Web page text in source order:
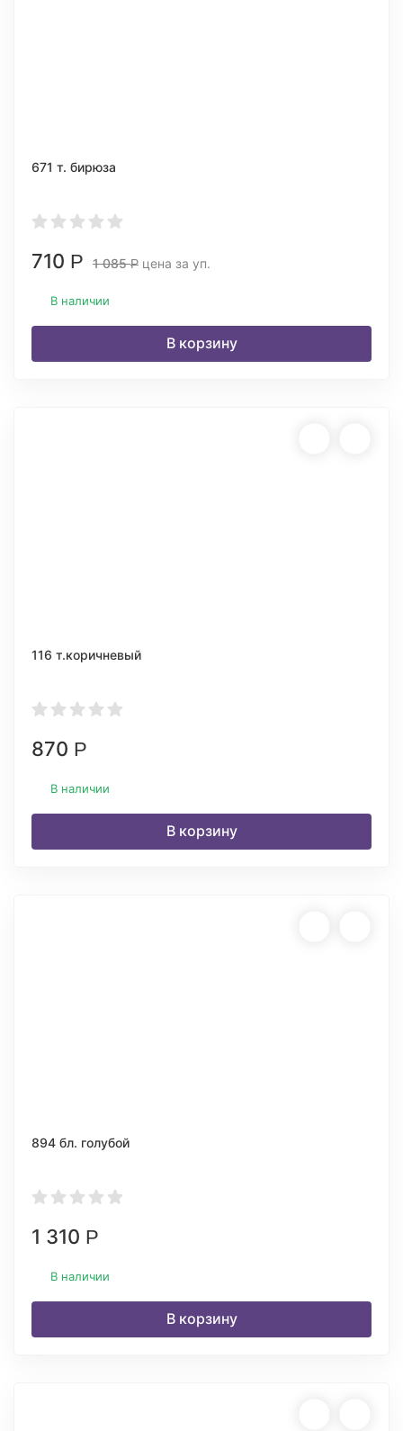
671 т. бирюза
710 Р 1 085Р цена за уп.
В наличии
В корзину
116 т.коричневый
870 Р
В наличии
В корзину
894 бл. голубой
1 310 Р
В наличии
В корзину